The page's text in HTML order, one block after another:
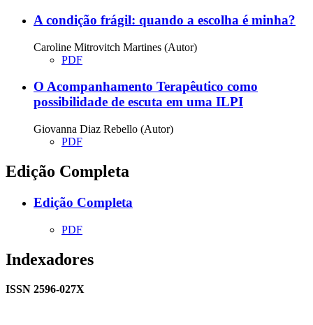
A condição frágil: quando a escolha é minha?
Caroline Mitrovitch Martines (Autor)
PDF
O Acompanhamento Terapêutico como
possibilidade de escuta em uma ILPI
Giovanna Diaz Rebello (Autor)
PDF
Edição Completa
Edição Completa
PDF
Indexadores
ISSN 2596-027X